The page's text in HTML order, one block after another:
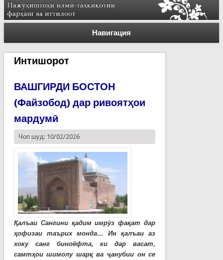
Навигация
Интишорот
ВАШГИРДИ БОСТОН
(Файзобод) дар ривоятҳои
мардумӣ
Чоп шуд: 10/02/2026
Қалъаи Сангини қадим имрӯз фақат дар
ҳофизаи таърих монда... Ин қалъаи аз
хоку санг биноёфта, ки дар васат,
самтҳои шимолу шарқ ва ҷанубии он се